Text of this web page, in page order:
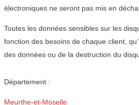
électroniques ne seront pas mis en
Toutes les données sensibles sur les
fonction des besoins de chaque client,
des données ou de la destruction du
Département :
Meurthe-et-Moselle